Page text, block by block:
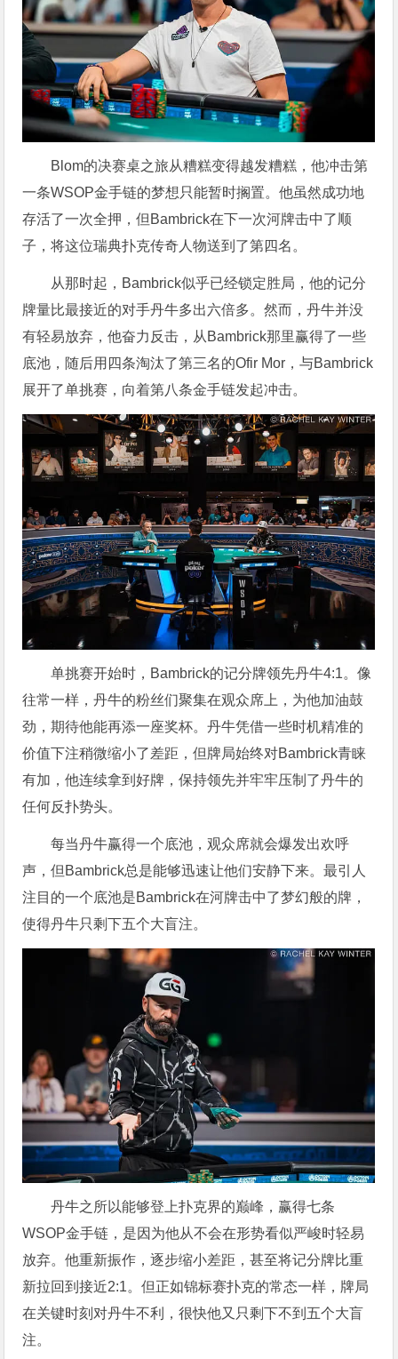
Blom的决赛桌之旅从糟糕变得越发糟糕，他冲击第
一条WSOP金手链的梦想只能暂时搁置。他虽然成功地
存活了一次全押，但Bambrick在下一次河牌击中了顺
子，将这位瑞典扑克传奇人物送到了第四名。
从那时起，Bambrick似乎已经锁定胜局，他的记分
牌量比最接近的对手丹牛多出六倍多。然而，丹牛并没
有轻易放弃，他奋力反击，从Bambrick那里赢得了一些
底池，随后用四条淘汰了第三名的Ofir Mor，与Bambrick
展开了单挑赛，向着第八条金手链发起冲击。
单挑赛开始时，Bambrick的记分牌领先丹牛4:1。像
往常一样，丹牛的粉丝们聚集在观众席上，为他加油鼓
劲，期待他能再添一座奖杯。丹牛凭借一些时机精准的
价值下注稍微缩小了差距，但牌局始终对Bambrick青睐
有加，他连续拿到好牌，保持领先并牢牢压制了丹牛的
任何反扑势头。
每当丹牛赢得一个底池，观众席就会爆发出欢呼
声，但Bambrick总是能够迅速让他们安静下来。最引人
注目的一个底池是Bambrick在河牌击中了梦幻般的牌，
使得丹牛只剩下五个大盲注。
丹牛之所以能够登上扑克界的巅峰，赢得七条
WSOP金手链，是因为他从不会在形势看似严峻时轻易
放弃。他重新振作，逐步缩小差距，甚至将记分牌比重
新拉回到接近2:1。但正如锦标赛扑克的常态一样，牌局
在关键时刻对丹牛不利，很快他又只剩下不到五个大盲
注。